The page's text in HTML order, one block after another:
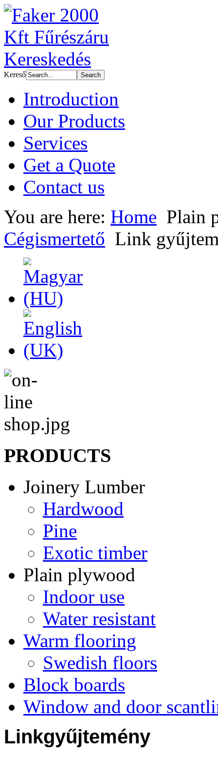
Kereső
Introduction
Our Products
Services
Get a Quote
Contact us
You are here: Home Plain
Cégismertető Link
PRODUCTS
Joinery Lumber
Hardwood
Pine
Exotic timber
Plain plywood
Indoor use
Water resistant
Warm flooring
Swedish floors
Block boards
Window and door
Linkgyűjtemény